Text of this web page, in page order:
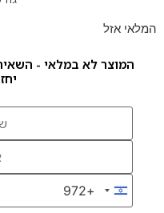
המלאי אזל
המוצר לא במלאי -
Israel +972
+972